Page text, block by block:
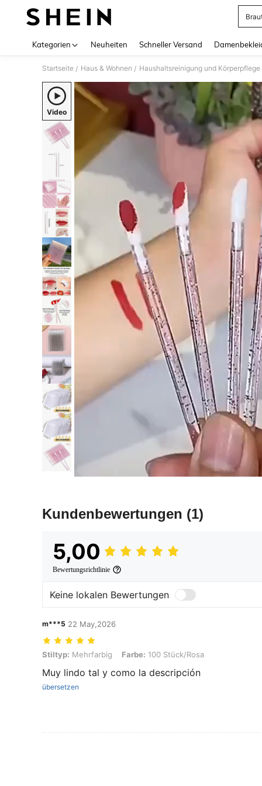
Kategorien Neuheiten Schneller Versand
Startseite / Haus & Wohnen / Haushaltsreinigung und Körperpflege
Video
Kundenbewertungen (1)
5,00
Bewertungsrichtlinie
Keine lokalen Bewertungen
m***5 22 May,2026
Stiltyp: Mehrfarbig, Farbe: 100 Stück/Rosa
Stiltyp: Mehrfarbig Farbe: 100 Stück/Rosa
Muy lindo tal y como la descripción
übersetzen